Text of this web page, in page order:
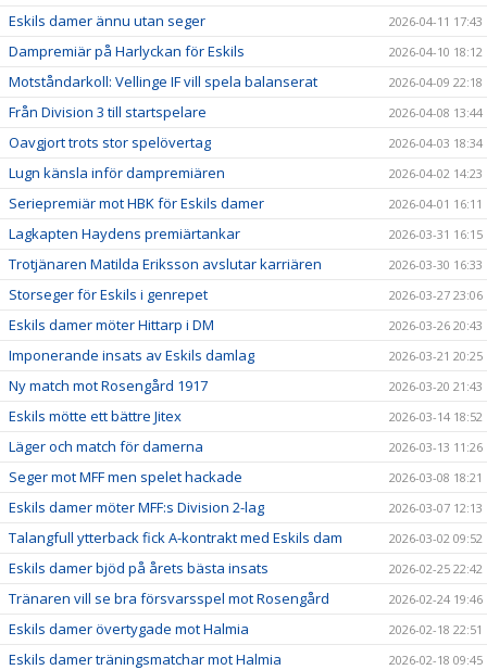
Eskils damer ännu utan seger 2026-04-11 17:43
Dampremiär på Harlyckan för Eskils 2026-04-10 18:12
Motståndarkoll: Vellinge IF vill spela balanserat 2026-04-09 22:18
Från Division 3 till startspelare 2026-04-08 13:44
Oavgjort trots stor spelövertag 2026-04-03 18:34
Lugn känsla inför dampremiären 2026-04-02 14:23
Seriepremiär mot HBK för Eskils damer 2026-04-01 16:11
Lagkapten Haydens premiärtankar 2026-03-31 16:15
Trotjänaren Matilda Eriksson avslutar karriären 2026-03-30 16:33
Storseger för Eskils i genrepet 2026-03-27 23:06
Eskils damer möter Hittarp i DM 2026-03-26 20:43
Imponerande insats av Eskils damlag 2026-03-21 20:25
Ny match mot Rosengård 1917 2026-03-20 21:43
Eskils mötte ett bättre Jitex 2026-03-14 18:52
Läger och match för damerna 2026-03-13 11:26
Seger mot MFF men spelet hackade 2026-03-08 18:21
Eskils damer möter MFF:s Division 2-lag 2026-03-07 12:13
Talangfull ytterback fick A-kontrakt med Eskils dam 2026-03-02 09:52
Eskils damer bjöd på årets bästa insats 2026-02-25 22:42
Tränaren vill se bra försvarsspel mot Rosengård 2026-02-24 19:46
Eskils damer övertygade mot Halmia 2026-02-18 22:51
Eskils damer träningsmatchar mot Halmia 2026-02-18 09:45